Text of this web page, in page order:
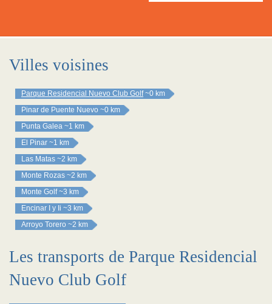
Villes voisines
Parque Residencial Nuevo Club Golf ~0 km
Pinar de Puente Nuevo ~0 km
Punta Galea ~1 km
El Pinar ~1 km
Las Matas ~2 km
Monte Rozas ~2 km
Monte Golf ~3 km
Encinar I y Ii ~3 km
Arroyo Torero ~2 km
Les transports de Parque Residencial
Nuevo Club Golf